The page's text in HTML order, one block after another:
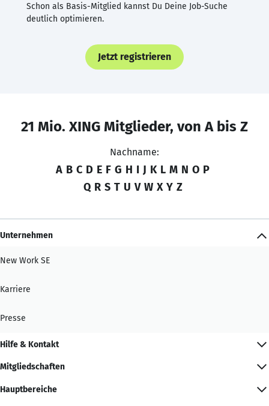
Schon als Basis-Mitglied kannst Du Deine Job-Suche
deutlich optimieren.
Jetzt registrieren
21 Mio. XING Mitglieder, von A bis Z
Nachname:
A B C D E F G H I J K L M N O P
Q R S T U V W X Y Z
Unternehmen
New Work SE
Karriere
Presse
Hilfe & Kontakt
Mitgliedschaften
Hauptbereiche